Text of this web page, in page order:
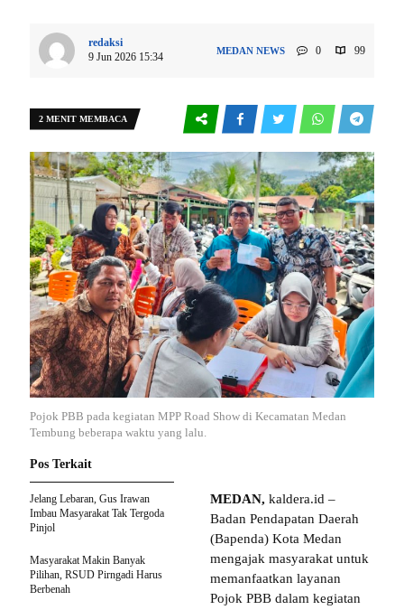
redaksi
9 Jun 2026 15:34
MEDAN NEWS 0 99
2 MENIT MEMBACA
Pojok PBB pada kegiatan MPP Road Show di Kecamatan Medan
Tembung beberapa waktu yang lalu.
MEDAN, kaldera.id –
Badan Pendapatan Daerah
(Bapenda) Kota Medan
mengajak masyarakat untuk
memanfaatkan layanan
Pojok PBB dalam kegiatan
Pos Terkait
Jelang Lebaran, Gus Irawan
Imbau Masyarakat Tak Tergoda
Pinjol
Masyarakat Makin Banyak
Pilihan, RSUD Pirngadi Harus
Berbenah